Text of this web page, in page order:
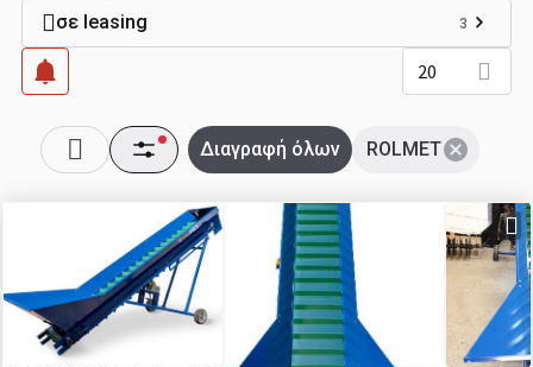
σε leasing 3
20
ROLMET
Διαγραφή όλων